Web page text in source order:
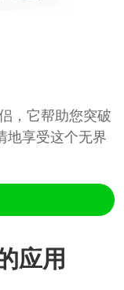
，它帮助您突破
地享受这个无界
应用